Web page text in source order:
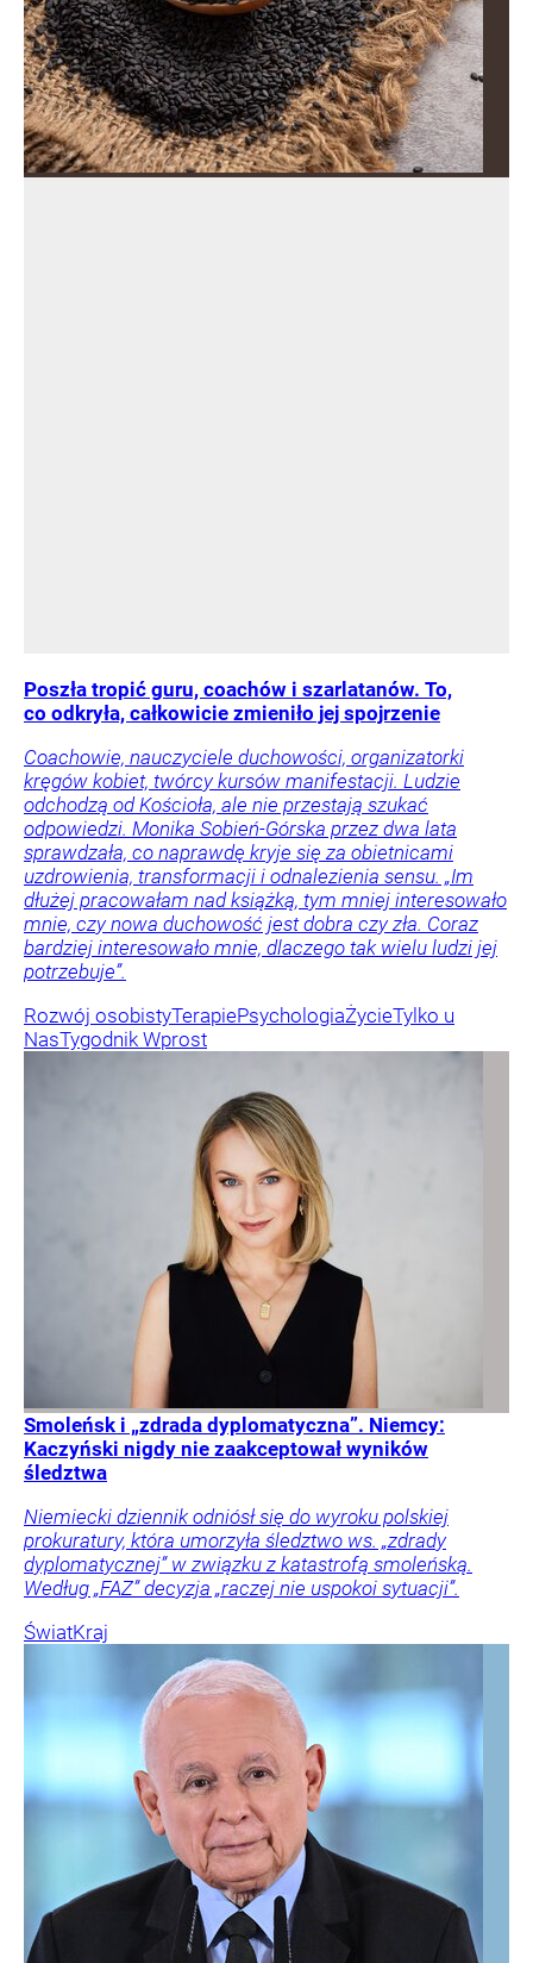
Poszła tropić guru, coachów i szarlatanów. To,
co odkryła, całkowicie zmieniło jej spojrzenie
Coachowie, nauczyciele duchowości, organizatorki
kręgów kobiet, twórcy kursów manifestacji. Ludzie
odchodzą od Kościoła, ale nie przestają szukać
odpowiedzi. Monika Sobień-Górska przez dwa lata
sprawdzała, co naprawdę kryje się za obietnicami
uzdrowienia, transformacji i odnalezienia sensu. „Im
dłużej pracowałam nad książką, tym mniej interesowało
mnie, czy nowa duchowość jest dobra czy zła. Coraz
bardziej interesowało mnie, dlaczego tak wielu ludzi jej
potrzebuje”.
Rozwój osobistyTerapiePsychologiaŻycieTylko u
NasTygodnik Wprost
Smoleńsk i „zdrada dyplomatyczna”. Niemcy:
Kaczyński nigdy nie zaakceptował wyników
śledztwa
Niemiecki dziennik odniósł się do wyroku polskiej
prokuratury, która umorzyła śledztwo ws. „zdrady
dyplomatycznej” w związku z katastrofą smoleńską.
Według „FAZ” decyzja „raczej nie uspokoi sytuacji”.
ŚwiatKraj